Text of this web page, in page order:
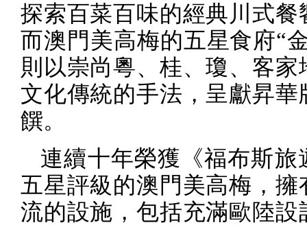
探索百菜百味的經典川式餐
而澳門美高梅的五星食府“
則以崇尚粵、桂、瓊、客家
文化傳統的手法，呈獻昇華
饌。
連續十年榮獲《福布斯旅
五星評級的澳門美高梅，擁
流的設施，包括充滿歐陸設